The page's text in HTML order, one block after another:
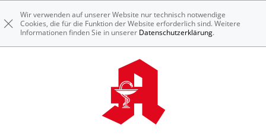
Wir verwenden auf unserer Website nur technisch notwendige
Cookies, die für die Funktion der Website erforderlich sind. Weitere
Informationen finden Sie in unserer Datenschutzerklärung.